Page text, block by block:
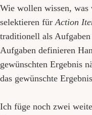
Wie wollen wissen,
selektieren für Action
traditionell als
Aufgaben definieren
gewünschten Ergebnis
das gewünschte
Ich füge noch zwei